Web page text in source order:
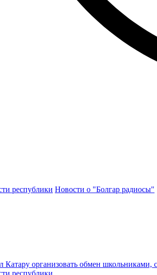
республики Новости о "Болгар радиосы"
организовать обмен школьниками,